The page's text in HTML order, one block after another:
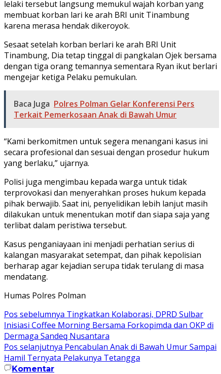
lelaki tersebut langsung memukul wajah korban yang
membuat korban lari ke arah BRI unit Tinambung
karena merasa hendak dikeroyok.
Sesaat setelah korban berlari ke arah BRI Unit
Tinambung, Dia tetap tinggal di pangkalan Ojek bersama
dengan tiga orang temannya sementara Ryan ikut berlari
mengejar ketiga Pelaku pemukulan.
Baca Juga Polres Polman Gelar Konferensi Pers
Terkait Pemerkosaan Anak di Bawah Umur
“Kami berkomitmen untuk segera menangani kasus ini
secara profesional dan sesuai dengan prosedur hukum
yang berlaku,” ujarnya.
Polisi juga mengimbau kepada warga untuk tidak
terprovokasi dan menyerahkan proses hukum kepada
pihak berwajib. Saat ini, penyelidikan lebih lanjut masih
dilakukan untuk menentukan motif dan siapa saja yang
terlibat dalam peristiwa tersebut.
Kasus penganiayaan ini menjadi perhatian serius di
kalangan masyarakat setempat, dan pihak kepolisian
berharap agar kejadian serupa tidak terulang di masa
mendatang.
Humas Polres Polman
Navigasi
pos
Pos sebelumnya Tingkatkan Kolaborasi, DPRD Sulbar
Inisiasi Coffee Morning Bersama Forkopimda dan OKP di
Dermaga Sandeq Nusantara
Pos selanjutnya Pencabulan Anak di Bawah Umur Sampai
Hamil Ternyata Pelakunya Tetangga
Komentar